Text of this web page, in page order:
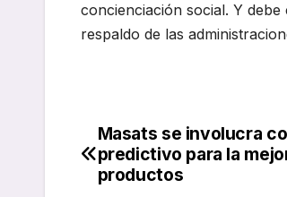
concienciación social. Y
respaldo de las
Navegación
de
Masats se involucra
predictivo para la
productos